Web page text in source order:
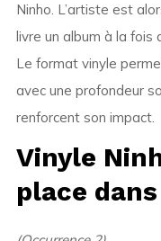
Ninho. L’artiste est
livre un album à la
Le format vinyle
avec une profondeur
renforcent son impact.
Vinyle
place